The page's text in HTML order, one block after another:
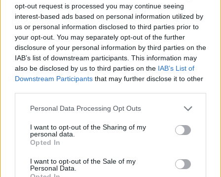
opt-out request is processed you may continue seeing
interest-based ads based on personal information utilized by
us or personal information disclosed to third parties prior to
your opt-out. You may separately opt-out of the further
disclosure of your personal information by third parties on the
IAB’s list of downstream participants. This information may
also be disclosed by us to third parties on the IAB’s List of
Downstream Participants that may further disclose it to other
Personal Data Processing Opt Outs
I want to opt-out of the Sharing of my
personal data.
Opted In
I want to opt-out of the Sale of my
Personal Data.
sokat kell tenni, hogy az alagútnak vége legyen és
ne rohanjunk bele egy új alagútba, ehhez új
intézkedések is kellenek" - jelentette ki a mai PM-
MNB euró-bevezetéssel foglalkozó
konferenciáján Gyurcsány Ferenc. A
miniszterelnök szerint biztató kilátásokkal
rendelkezik a költségvetési és folyó fizetési
mérleg hiányának korrekciója, de "nagyon messze
vagyunk még az út végétől".
A konvergenciaprogramban lefektetett pályát tartjuk, az
abban lefektetett célokat "kellő fegyelmezettséggel el lehet